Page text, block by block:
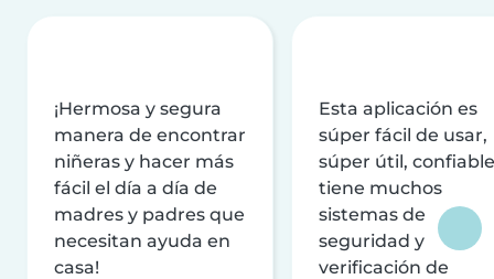
¡Hermosa y segura
manera de encontrar
niñeras y hacer más
fácil el día a día de
madres y padres que
necesitan ayuda en
casa!
Esta aplicación es
súper fácil de usar,
súper útil,
tiene muchos
sistemas de
seguridad y
verificación de